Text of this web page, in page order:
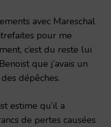
avec Mareschal
pour me
c’est du reste lui
que j’avais un
dépêches.
estime qu’il a
de pertes causées